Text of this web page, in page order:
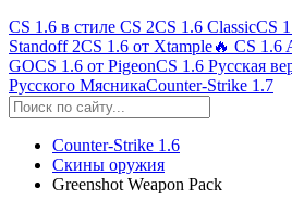
CS 1.6 в стиле CS 2CS 1.6 ClassicCS
Standoff 2CS 1.6 от Xtample🔥 CS 1.6
GOCS 1.6 от PigeonCS 1.6 Русская
Русского МясникаCounter-Strike 1.7
Counter-Strike 1.6
Скины оружия
Greenshot Weapon Pack